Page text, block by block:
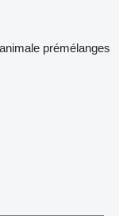
prémélanges